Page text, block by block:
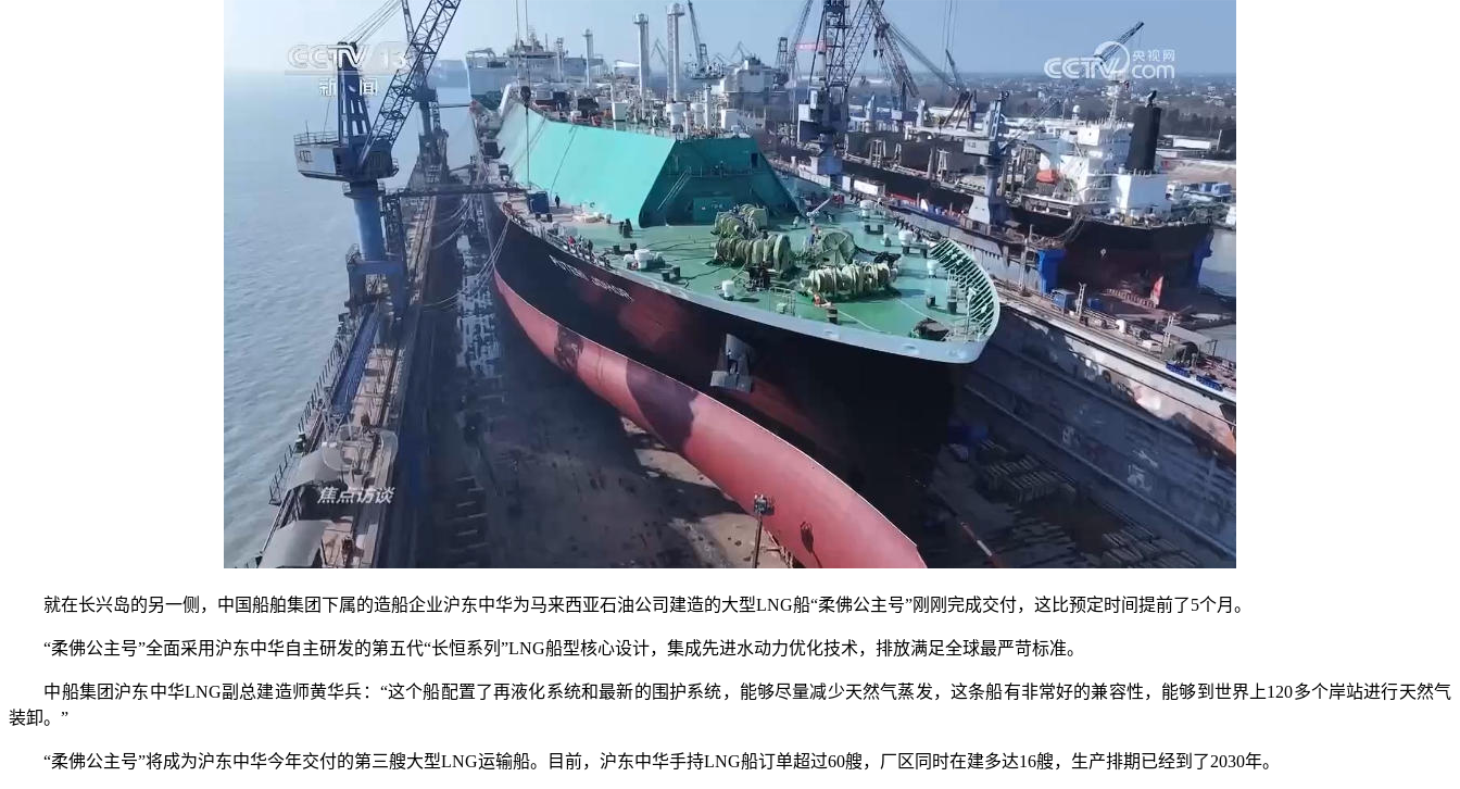
就在长兴岛的另一侧，中国船舶集团下属的造船企业沪东中华为马来西亚石油公司建造的大型LNG船“柔佛公主号”刚刚完成交付，这比预定时间提前了5个月。
“柔佛公主号”全面采用沪东中华自主研发的第五代“长恒系列”LNG船型核心设计，集成先进水动力优化技术，排放满足全球最严苛标准。
中船集团沪东中华LNG副总建造师黄华兵：“这个船配置了再液化系统和最新的围护系统，能够尽量减少天然气蒸发，这条船有非常好的兼容性，能够到世界上120多个岸站进行天然气
装卸。”
“柔佛公主号”将成为沪东中华今年交付的第三艘大型LNG运输船。目前，沪东中华手持LNG船订单超过60艘，厂区同时在建多达16艘，生产排期已经到了2030年。